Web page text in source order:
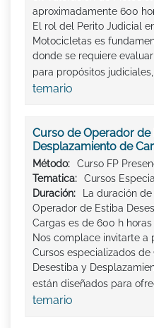
aproximadamente 600
El rol del Perito Judicial
Motocicletas es
donde se requiere
para propósitos
temario
Curso de Operador de
Desplazamiento de
Método:
Curso FP
Tematica:
Cursos
Duración:
La duración
Operador de Estiba
Cargas es de 600 h horas
Nos complace invitarte a
Cursos especializados
Desestiba y
están diseñados para
temario